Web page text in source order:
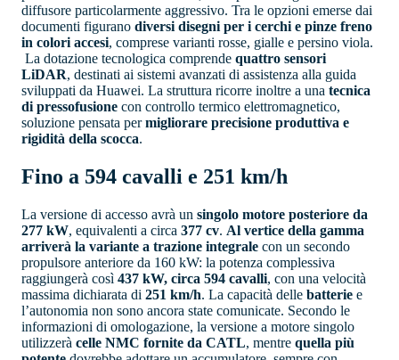
diffusore particolarmente aggressivo. Tra le opzioni emerse dai
documenti figurano diversi disegni per i cerchi e pinze freno
in colori accesi, comprese varianti rosse, gialle e persino viola.
La dotazione tecnologica comprende quattro sensori
LiDAR, destinati ai sistemi avanzati di assistenza alla guida
sviluppati da Huawei. La struttura ricorre inoltre a una tecnica
di pressofusione con controllo termico elettromagnetico,
soluzione pensata permigliorare precisione produttiva e
rigidità della scocca.
Fino a 594 cavalli e 251 km/h
La versione di accesso avrà un singolo motore posteriore da
277 kW, equivalenti a circa 377 cv. Al vertice della gamma
arriverà la variante a trazione integrale con un secondo
propulsore anteriore da 160 kW: la potenza complessiva
raggiungerà così 437 kW, circa 594 cavalli, con una velocità
massima dichiarata di 251 km/h. La capacità delle batterie e
l’autonomia non sono ancora state comunicate. Secondo le
informazioni di omologazione, la versione a motore singolo
utilizzerà celle NMC fornite da CATL, mentre quella più